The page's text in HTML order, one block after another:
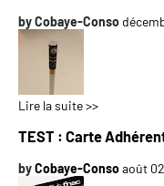
byCobaye-Conso
Lire la suite >>
TEST : Carte
byCobaye-Consoaoût